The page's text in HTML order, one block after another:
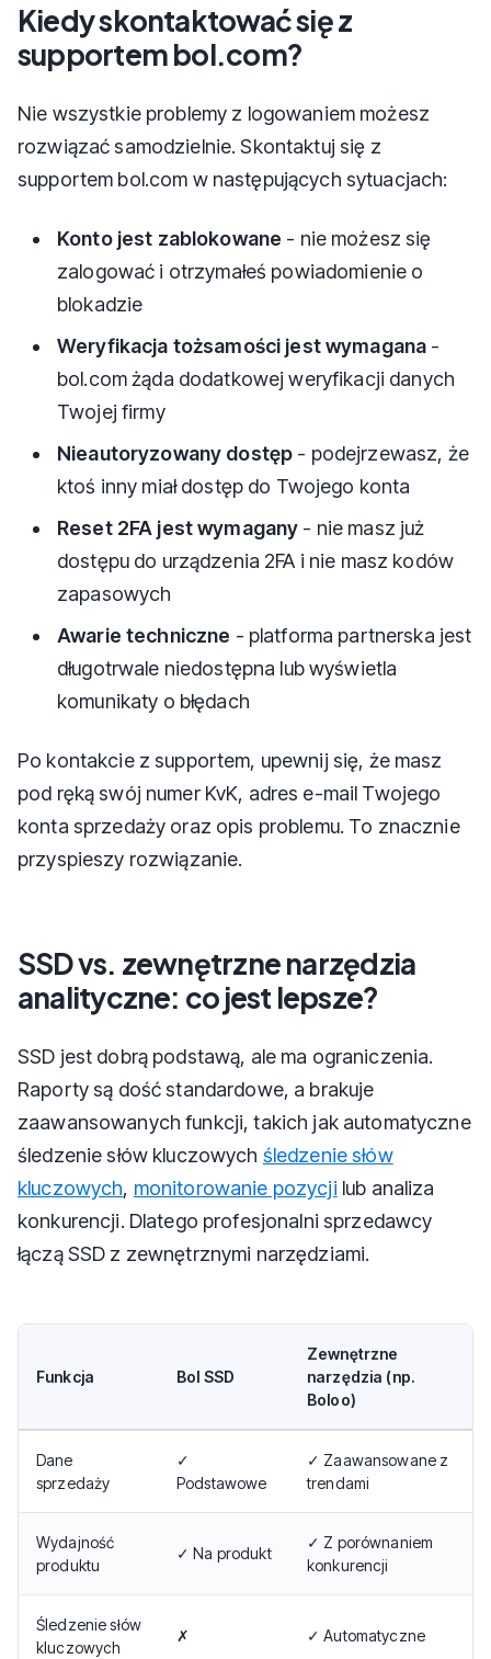
Kiedy skontaktować się z
supportem bol.com?
Nie wszystkie problemy z logowaniem możesz
rozwiązać samodzielnie. Skontaktuj się z
supportem bol.com w następujących sytuacjach:
Konto jest zablokowane - nie możesz się
zalogować i otrzymałeś powiadomienie o
blokadzie
Weryfikacja tożsamości jest wymagana -
bol.com żąda dodatkowej weryfikacji danych
Twojej firmy
Nieautoryzowany dostęp - podejrzewasz, że
ktoś inny miał dostęp do Twojego konta
Reset 2FA jest wymagany - nie masz już
dostępu do urządzenia 2FA i nie masz kodów
zapasowych
Awarie techniczne - platforma partnerska jest
długotrwale niedostępna lub wyświetla
komunikaty o błędach
Po kontakcie z supportem, upewnij się, że masz
pod ręką swój numer KvK, adres e-mail Twojego
konta sprzedaży oraz opis problemu. To znacznie
przyspieszy rozwiązanie.
SSD vs. zewnętrzne narzędzia
analityczne: co jest lepsze?
SSD jest dobrą podstawą, ale ma ograniczenia.
Raporty są dość standardowe, a brakuje
zaawansowanych funkcji, takich jak automatyczne
śledzenie słów kluczowych śledzenie słów
kluczowych, monitorowanie pozycji lub analiza
konkurencji. Dlatego profesjonalni sprzedawcy
łączą SSD z zewnętrznymi narzędziami.
Funkcja Bol SSD
Zewnętrzne
narzędzia (np.
Boloo)
Dane
sprzedaży
✓
Podstawowe
✓ Zaawansowane z
trendami
Wydajność
produktu
✓ Na produkt
✓ Z porównaniem
konkurencji
Śledzenie słów
kluczowych
✗ ✓ Automatyczne